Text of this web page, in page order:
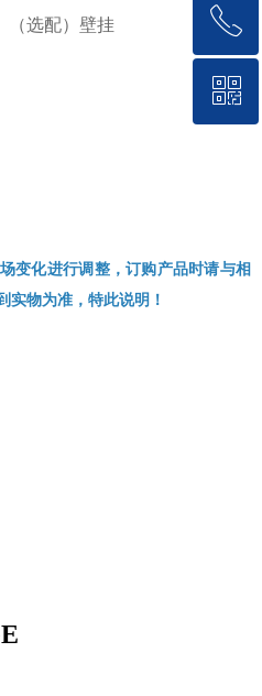
（选配）壁挂
变化进行调整，订购产品时请与相
实物为准，特此说明！
回到顶部
ꂅ
13366610930
ꀥ